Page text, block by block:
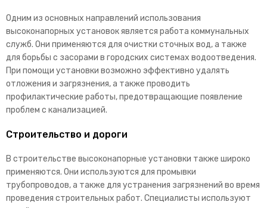
Одним из основных направлений использования
высоконапорных установок является работа коммунальных
служб. Они применяются для очистки сточных вод, а также
для борьбы с засорами в городских системах водоотведения.
При помощи установки возможно эффективно удалять
отложения и загрязнения, а также проводить
профилактические работы, предотвращающие появление
проблем с канализацией.
Строительство и дороги
В строительстве высоконапорные установки также широко
применяются. Они используются для промывки
трубопроводов, а также для устранения загрязнений во время
проведения строительных работ. Специалисты используют